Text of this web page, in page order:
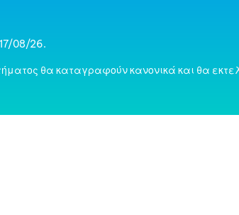
08/26.
θα καταγραφούν κανονικά και θα